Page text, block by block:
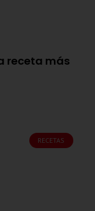
receta más
RECETAS